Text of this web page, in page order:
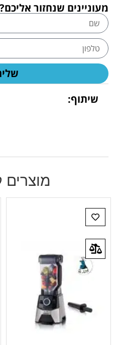
מעוניינים שנחזור אליכם?
שיתוף:
מוצרים